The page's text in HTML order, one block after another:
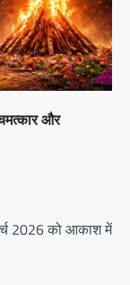
और
2026 को आकाश में